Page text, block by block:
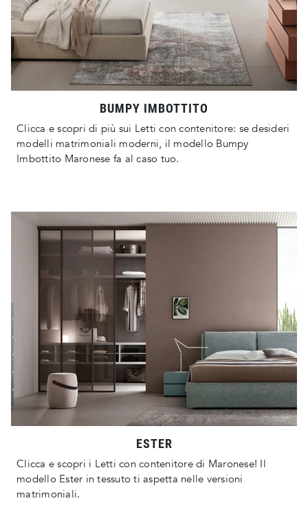
BUMPY IMBOTTITO
Clicca e scopri di più sui Letti con contenitore: se desideri
modelli matrimoniali moderni, il modello Bumpy
Imbottito Maronese fa al caso tuo.
ESTER
Clicca e scopri i Letti con contenitore di Maronese! Il
modello Ester in tessuto ti aspetta nelle versioni
matrimoniali.